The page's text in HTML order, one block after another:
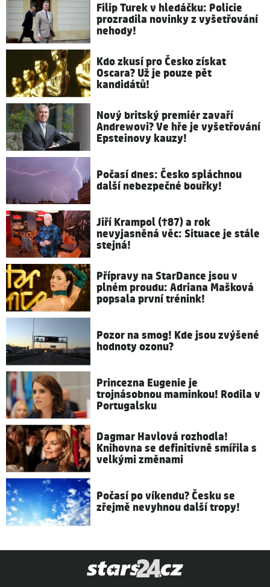
Filip Turek v hledáčku: Policie
prozradila novinky z vyšetřování
nehody!
Kdo zkusí pro Česko získat
Oscara? Už je pouze pět
kandidátů!
Nový britský premiér zavaří
Andrewovi? Ve hře je vyšetřování
Epsteinovy kauzy!
Počasí dnes: Česko spláchnou
další nebezpečné bouřky!
Jiří Krampol (†87) a rok
nevyjasněná věc: Situace je stále
stejná!
Přípravy na StarDance jsou v
plném proudu: Adriana Mašková
popsala první trénink!
Pozor na smog! Kde jsou zvýšené
hodnoty ozonu?
Princezna Eugenie je
trojnásobnou maminkou! Rodila v
Portugalsku
Dagmar Havlová rozhodla!
Knihovna se definitivně smířila s
velkými změnami
Počasí po víkendu? Česku se
zřejmě nevyhnou další tropy!